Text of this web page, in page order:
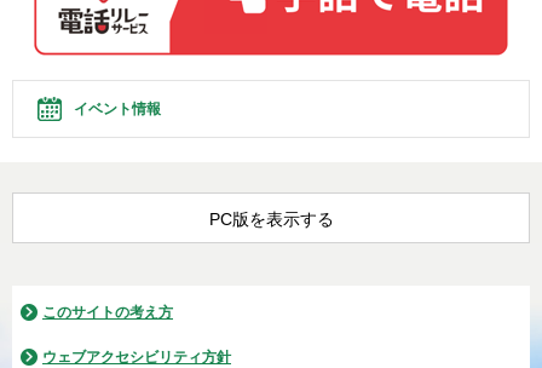
イベント情報
PC版を表示する
このサイトの考え方
ウェブアクセシビリティ方針